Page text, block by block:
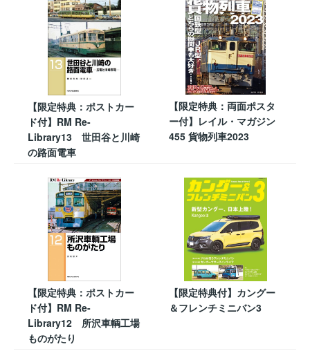
【限定特典：ポストカー
ド付】RM Re-
Library13 世田谷と川崎
の路面電車
【限定特典：両面ポスタ
ー付】レイル・マガジン
455 貨物列車2023
【限定特典：ポストカー
ド付】RM Re-
Library12 所沢車輌工場
ものがたり
【限定特典付】カングー
＆フレンチミニバン3